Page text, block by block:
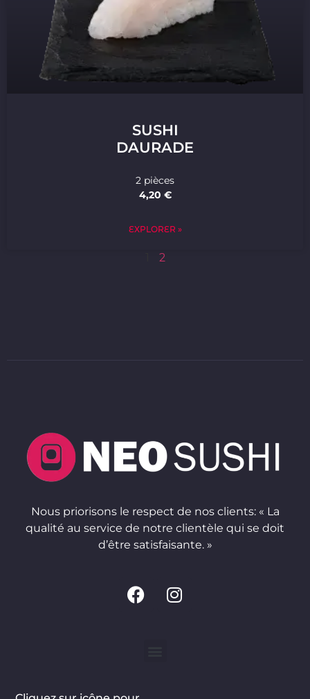
SUSHI
DAURADE
2 pièces
4,20 €
EXPLORER »
2
Nous priorisons le respect de nos clients: « La
qualité au service de notre clientèle qui se doit
d’être satisfaisante. »